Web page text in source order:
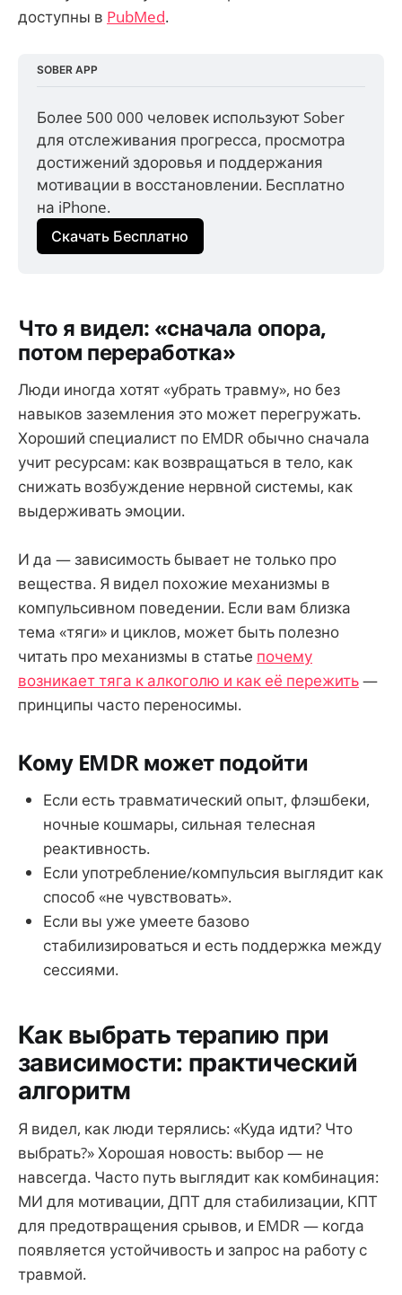
доступны в PubMed.
SOBER APP
Более 500 000 человек используют Sober
для отслеживания прогресса, просмотра
достижений здоровья и поддержания
мотивации в восстановлении. Бесплатно
на iPhone.
Скачать Бесплатно
Что я видел: «сначала опора,
потом переработка»
Люди иногда хотят «убрать травму», но без
навыков заземления это может перегружать.
Хороший специалист по EMDR обычно сначала
учит ресурсам: как возвращаться в тело, как
снижать возбуждение нервной системы, как
выдерживать эмоции.
И да — зависимость бывает не только про
вещества. Я видел похожие механизмы в
компульсивном поведении. Если вам близка
тема «тяги» и циклов, может быть полезно
читать про механизмы в статье почему
возникает тяга к алкоголю и как её пережить—
принципы часто переносимы.
Кому EMDR может подойти
Если есть травматический опыт, флэшбеки,
ночные кошмары, сильная телесная
реактивность.
Если употребление/компульсия выглядит как
способ «не чувствовать».
Если вы уже умеете базово
стабилизироваться и есть поддержка между
сессиями.
Как выбрать терапию при
зависимости: практический
алгоритм
Я видел, как люди терялись: «Куда идти? Что
выбрать?» Хорошая новость: выбор — не
навсегда. Часто путь выглядит как комбинация:
МИ для мотивации, ДПТ для стабилизации, КПТ
для предотвращения срывов, и EMDR — когда
появляется устойчивость и запрос на работу с
травмой.